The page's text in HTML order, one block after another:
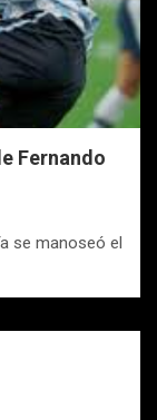
Fernando
se manoseó el